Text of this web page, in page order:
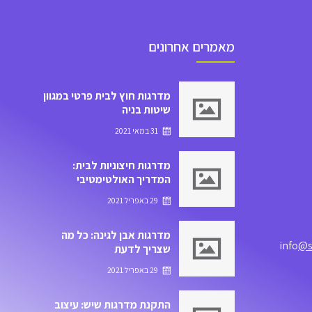
מאמרים אחרונים
מדרגות חוץ לבית פרטי במגוון
שיטות בניה
31 במאי 2021
מדרגות חיצוניות לבית:
המדריך האולטימטיבי
לבחירת המדרגות המתאימות
לשטח החיצוני של הבית
29 באפריל 2021
מדרגות אבן לגינה: כל מה
שצריך לדעת
29 באפריל 2021
התקנת מדרגות שיש: עיצוב